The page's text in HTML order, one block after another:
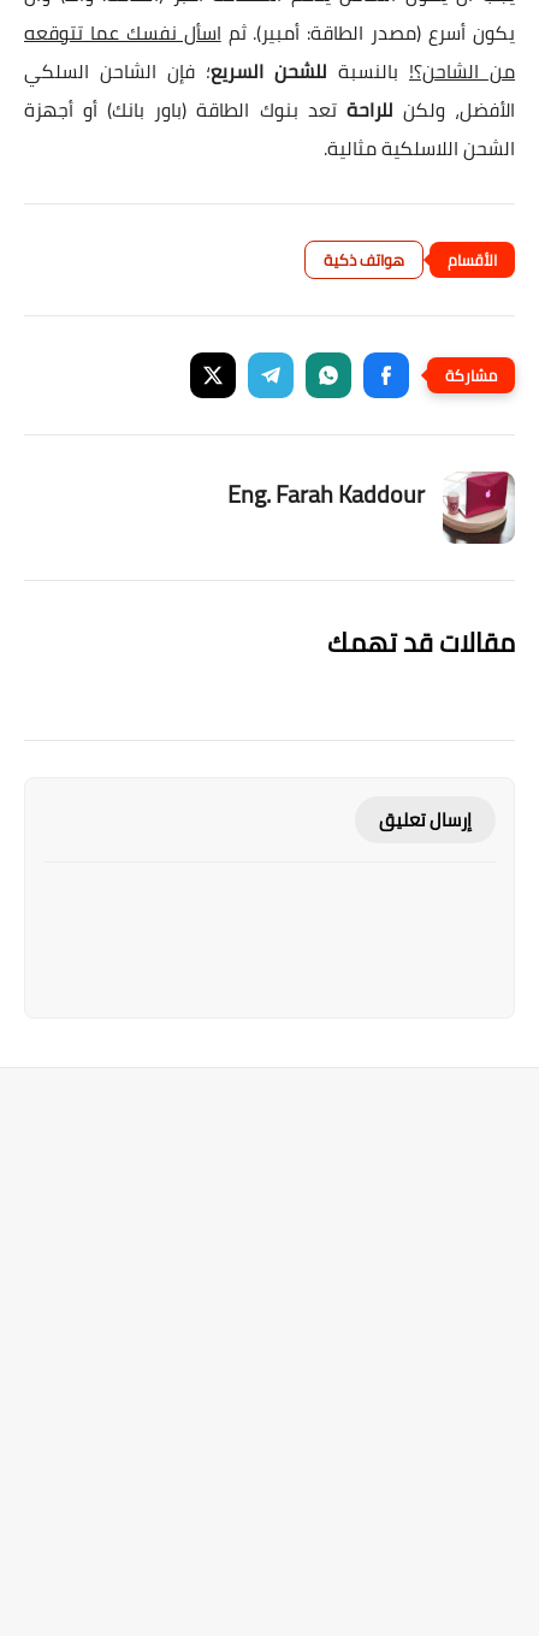
يكون أسرع (مصدر الطاقة: أمبير). ثماسأل نفسك عما تتوقعه
من الشاحن؟! بالنسبة للشحن السريع؛ فإن الشاحن السلكي
الأفضل، ولكن للراحة تعد بنوك الطاقة (باور بانك) أو أجهزة
الشحن اللاسلكية مثالية.
هواتف ذكية
Eng. Farah Kaddour
مقالات قد تهمك
إرسال تعليق